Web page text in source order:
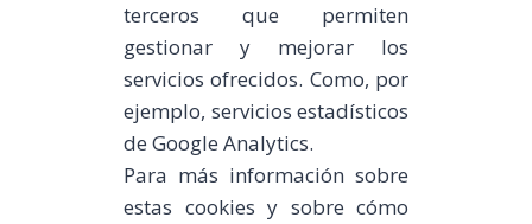
terceros que permiten
gestionar y mejorar los
servicios ofrecidos. Como, por
ejemplo, servicios estadísticos
de Google Analytics.
Para más información sobre
estas cookies y sobre cómo